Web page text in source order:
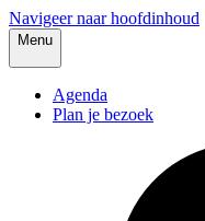
Navigeer naar hoofdinhoud
Menu
Agenda
Plan je bezoek